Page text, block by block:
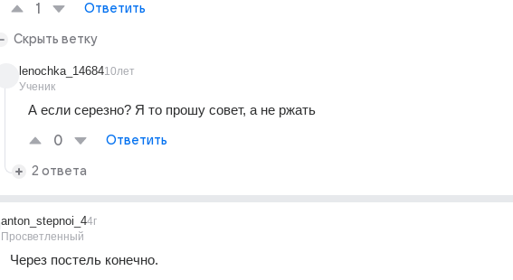
1 Ответить
Скрыть ветку
lenochka_14684
Ученик
10лет
А если серезно? Я то прошу совет, а не ржать
0 Ответить
2 ответа
anton_stepnoi_4
Просветленный
4г
Через постель конечно.